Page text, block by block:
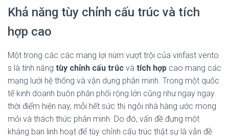
Khả năng tùy chỉnh cấu trúc và tích
hợp cao
Một trong các các mang lợi núm vượt trội của vinfast vento
s là tính năng tùy chỉnh cấu trúc và tích hợp cao mang các
mạng lưới hệ thống và vận dụng phân minh. Trong một quốc
tế kinh doanh buôn phân phối rộng lớn cũng như ngay ngay
thời điểm hiện nay, mỗi hết sức thị ngôi nhà hàng ước mong
mỏi và thách thức phân minh. Do đó, vấn đề đựng một
kháng ban linh hoạt để tùy chỉnh cấu trúc thật sự là vẫn đề